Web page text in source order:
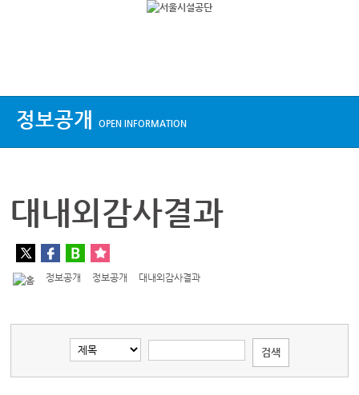
정보공개 OPEN INFORMATION
대내외감사결과
정보공개 정보공개 대내외감사결과